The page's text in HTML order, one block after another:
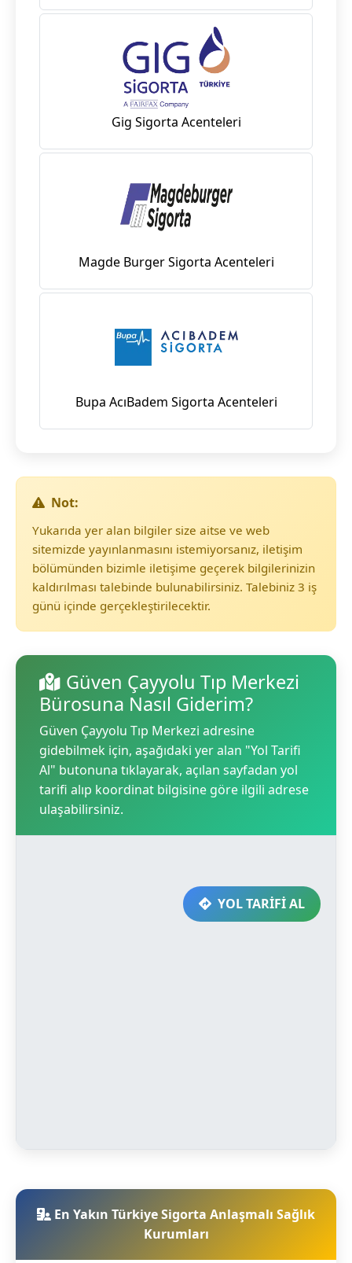
Gig Sigorta Acenteleri
Magde Burger Sigorta Acenteleri
Bupa AcıBadem Sigorta Acenteleri
Not:
Yukarıda yer alan bilgiler size aitse ve web
sitemizde yayınlanmasını istemiyorsanız, iletişim
bölümünden bizimle iletişime geçerek bilgilerinizin
kaldırılması talebinde bulunabilirsiniz. Talebiniz 3 iş
günü içinde gerçekleştirilecektir.
Güven Çayyolu Tıp Merkezi
Bürosuna Nasıl Giderim?
Güven Çayyolu Tıp Merkezi adresine
gidebilmek için, aşağıdaki yer alan "Yol Tarifi
Al" butonuna tıklayarak, açılan sayfadan yol
tarifi alıp koordinat bilgisine göre ilgili adrese
ulaşabilirsiniz.
YOL TARİFİ AL
En Yakın Türkiye Sigorta Anlaşmalı Sağlık
Kurumları